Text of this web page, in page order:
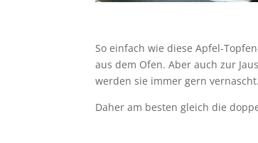
So einfach wie diese Apfel-
aus dem Ofen. Aber auch zur
werden sie immer gern vernascht.
Daher am besten gleich die